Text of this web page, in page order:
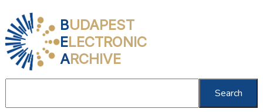
BUDAPEST
ELECTRONIC
ARCHIVE
Search